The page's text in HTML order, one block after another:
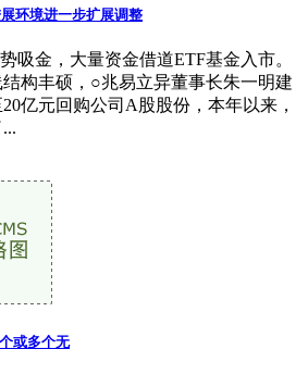
环境进一步扩展调整
吸金，大量资金借道ETF基金入市。
构丰硕，○兆易立异董事长朱一明建
亿元回购公司A股股份，本年以来，
或多个无